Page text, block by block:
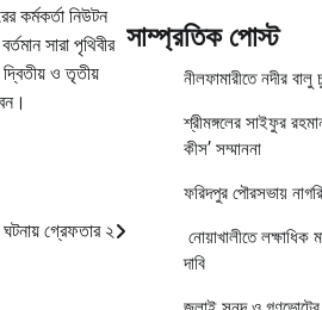
কর্মকর্তা নিউটন
সারা পৃথিবীর
দ্বিতীয় ও তৃতীয়
গ্রেফতার ২
সাম্প্রতিক পোস্ট
নীলফামারীতে নদীর
শ্রীমঙ্গলের সাইফুর
কীস’ সম্মাননা
ফরিদপুর পৌরসভায়
নোয়াখালীতে লক্ষাধিক
দাবি